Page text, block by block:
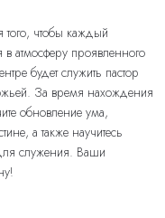
чтобы каждый
атмосферу проявленного
будет служить пастор
За время нахождения
обновление ума,
а также научитесь
служения. Ваши